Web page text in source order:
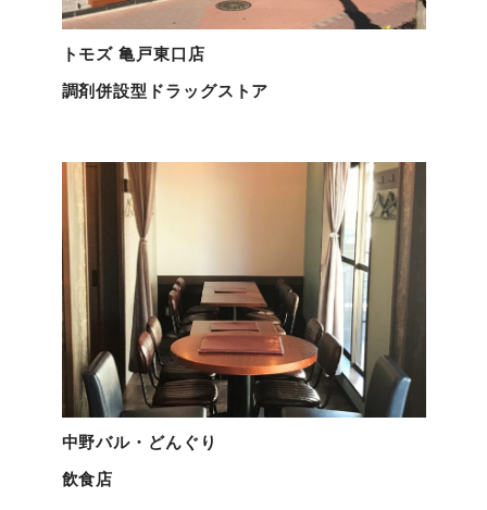
トモズ 亀戸東口店
調剤併設型ドラッグストア
中野バル・どんぐり
飲食店